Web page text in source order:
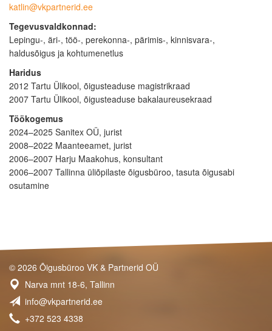
katlin@vkpartnerid.ee
Tegevusvaldkonnad:
Lepingu-, äri-, töö-, perekonna-, pärimis-, kinnisvara-,
haldusõigus ja kohtumenetlus
Haridus
2012 Tartu Ülikool, õigusteaduse magistrikraad
2007 Tartu Ülikool, õigusteaduse bakalaureusekraad
Töökogemus
2024–2025 Sanitex OÜ, jurist
2008–2022 Maanteeamet, jurist
2006–2007 Harju Maakohus, konsultant
2006–2007 Tallinna üliõpilaste õigusbüroo, tasuta õigusabi
osutamine
© 2026 Õigusbüroo VK & Partnerid OÜ
Narva mnt 18-6, Tallinn
info@vkpartnerid.ee
+372 523 4338